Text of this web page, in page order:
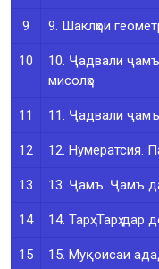
9 9. Шаклҳои
10
10. Ҷадвали
мисолҳо
11 11. Ҷадвали ҷамъ
12 12. Нумератсия.
13 13. Ҷамъ. Ҷамъ
14 14. Тарҳ. Тарҳ дар
15 15. Муқоисаи